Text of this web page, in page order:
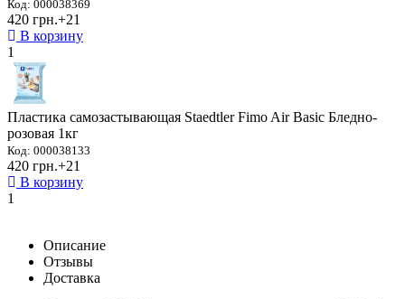
Код: 000038369
420 грн.+21
В корзину
1
Пластика самозастывающая Staedtler Fimo Air Basic Бледно-
розовая 1кг
Код: 000038133
420 грн.+21
В корзину
1
Описание
Отзывы
Доставка